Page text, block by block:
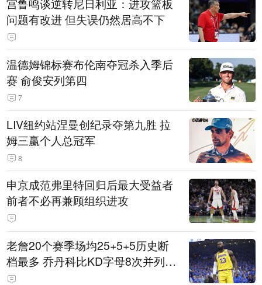
宫鲁鸣谈逆转尼日利亚：进攻篮板
问题有改进 但失误仍然居高不下
温德姆锦标赛布伦南夺冠杀入季后
赛 俞俊安列第四
7
LIV纽约站涅曼创纪录夺第九胜 拉
姆三赢个人总冠军
8
申京成范弗里特回归后最大受益者
前者不必再兼顾组织进攻
老詹20个赛季场均25+5+5历史断
档最多 乔丹科比KD字母8次并列第
3